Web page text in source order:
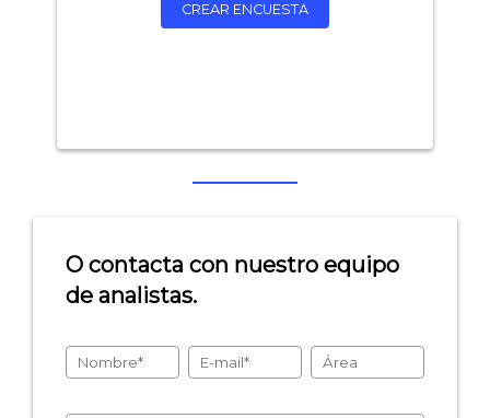
CREAR ENCUESTA
O contacta con nuestro equipo
de analistas.